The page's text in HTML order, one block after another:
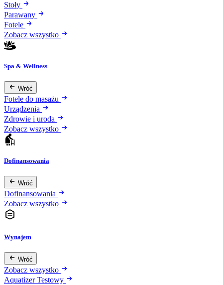
Stoły
Parawany
Fotele
Zobacz wszystko
Spa & Wellness
Wróć
Fotele do masażu
Urządzenia
Zdrowie i uroda
Zobacz wszystko
Dofinansowania
Wróć
Dofinansowania
Zobacz wszystko
Wynajem
Wróć
Zobacz wszystko
Aquatizer Testowy